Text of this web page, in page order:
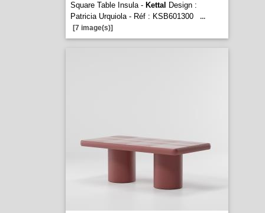
Square Table Insula - Kettal Design :
Patricia Urquiola - Réf : KSB601300
...
[7 image(s)]